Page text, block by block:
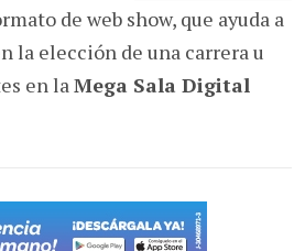
de web show, que ayuda a
la elección de una carrera u
en laMega Sala Digital